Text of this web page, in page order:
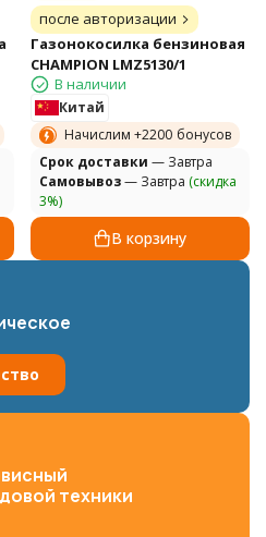
после авторизации
Газонокосилка бензиновая
CHAMPION LMZ5130/1
В наличии
Китай
Начислим +2200 бонусов
Cрок доставки — Завтра
Самовывоз— Завтра (скидка
3%)
В корзину
техники